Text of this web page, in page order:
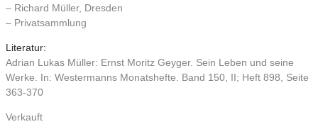
– Richard Müller, Dresden
– Privatsammlung
Literatur:
Adrian Lukas Müller: Ernst Moritz Geyger. Sein Leben und seine
Werke. In: Westermanns Monatshefte. Band 150, II; Heft 898, Seite
363-370
Verkauft